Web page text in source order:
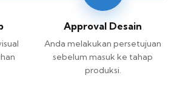
Approval Desain
Anda melakukan persetujuan
sebelum masuk ke tahap
produksi.